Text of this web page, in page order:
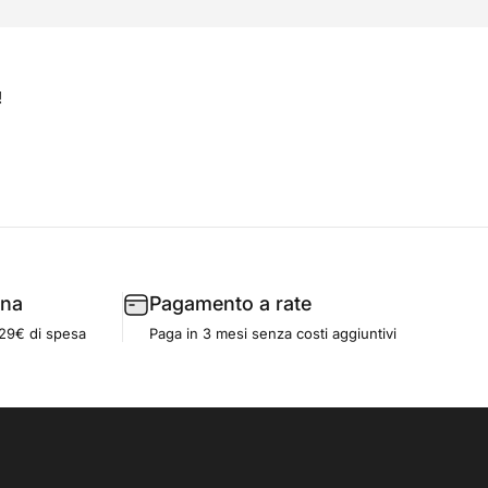
di spesa
Pagamento a rate
Paga in 3 mesi senza costi aggiuntivi